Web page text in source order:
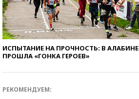
ИСПЫТАНИЕ НА ПРОЧНОСТЬ: В АЛАБИНЕ
ПРОШЛА «ГОНКА ГЕРОЕВ»
РЕКОМЕНДУЕМ: